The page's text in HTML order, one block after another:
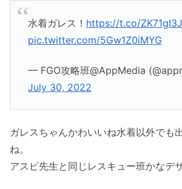
水着ガレス！ https://t.co/
pic.twitter.com/5Gw1Z0iMYG
— FGO攻略班@AppMedia
July 30, 2022
ガレスちゃんかわいいね水着以外でも
ね。
アスピ先生と同じレスキュー班かなデ